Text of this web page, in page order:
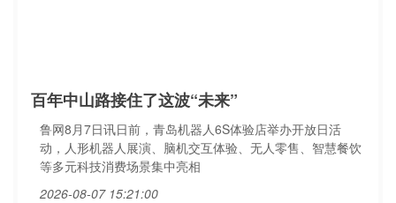
百年中山路接住了这波“未来”
鲁网8月7日讯日前，青岛机器人6S体验店举办开放日活
动，人形机器人展演、脑机交互体验、无人零售、智慧餐饮
等多元科技消费场景集中亮相
2026-08-07 15:21:00